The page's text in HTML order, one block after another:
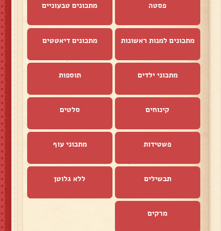
פסטה מתכונים טבעוניים
מתכונים למנות ראשונות מתכונים דיאטטים
מתכוני ילדים תוספות
קינוחים סלטים
פשטידות מתכוני עוף
תבשילים ללא גלוטן
מרקים